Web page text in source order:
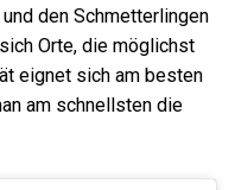
den Schmetterlingen
Orte, die möglichst
eignet sich am besten
am schnellsten die